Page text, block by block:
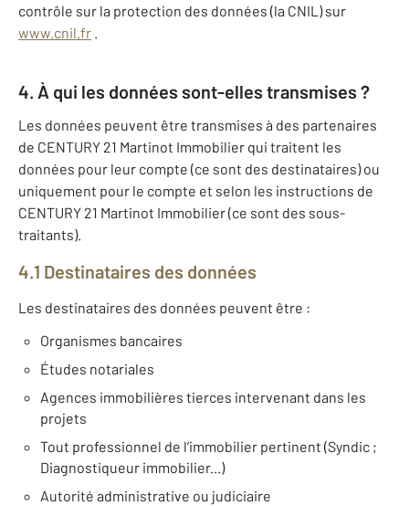
contrôle sur la protection des données (la CNIL) sur
www.cnil.fr .
4. À qui les données sont-elles transmises ?
Les données peuvent être transmises à des partenaires
de CENTURY 21 Martinot Immobilier qui traitent les
données pour leur compte (ce sont des destinataires) ou
uniquement pour le compte et selon les instructions de
CENTURY 21 Martinot Immobilier (ce sont des sous-
traitants).
4.1 Destinataires des données
Les destinataires des données peuvent être :
Organismes bancaires
Études notariales
Agences immobilières tierces intervenant dans les
projets
Tout professionnel de l’immobilier pertinent (Syndic ;
Diagnostiqueur immobilier...)
Autorité administrative ou judiciaire